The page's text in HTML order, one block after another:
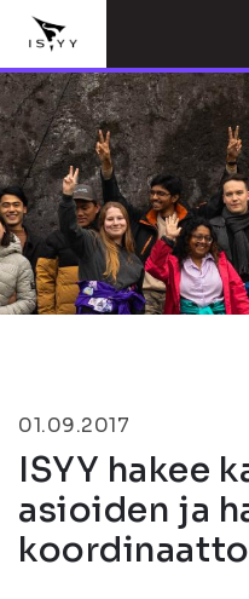
01.09.2017
ISYY hakee
asioiden ja